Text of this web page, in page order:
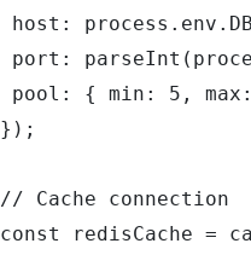
host:
port:
pool: { min: 5,
});
// Cache connection
const redisCache =